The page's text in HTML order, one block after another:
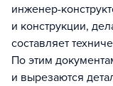
инженер-
и конструкции,
составляет
По этим
и вырезаются